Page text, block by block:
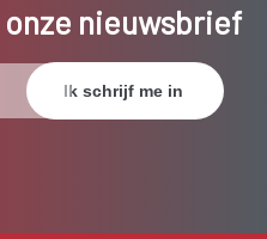
nieuwsbrief